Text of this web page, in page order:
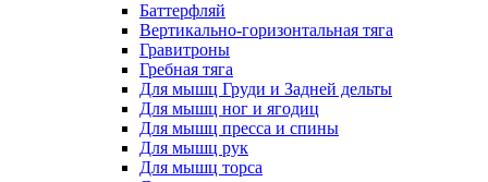
Баттерфляй
Вертикально-горизонтальная тяга
Гравитроны
Гребная тяга
Для мышц Груди и Задней дельты
Для мышц ног и ягодиц
Для мышц пресса и спины
Для мышц рук
Для мышц торса